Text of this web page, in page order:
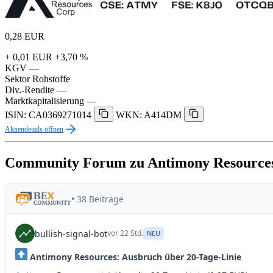
0,28 EUR
+ 0,01 EUR +3,70 %
KGV —
Sektor Rohstoffe
Div.-Rendite —
Marktkapitalisierung —
ISIN: CA0369271014
WKN: A414DM
Aktiendetails öffnen
Community Forum zu Antimony